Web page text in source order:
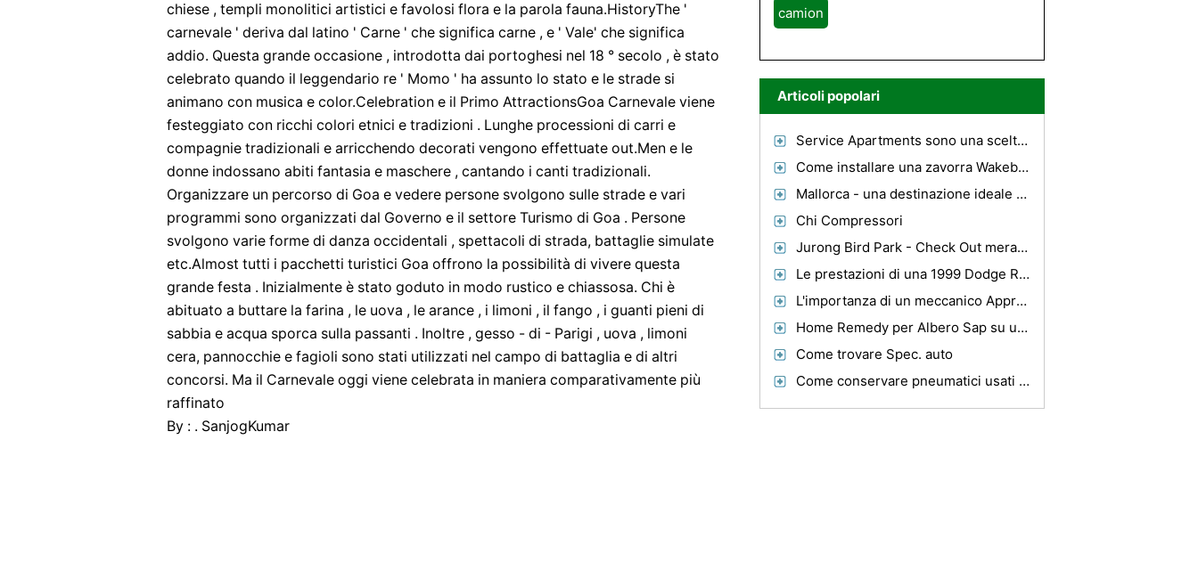
chiese , templi monolitici artistici e favolosi flora e la parola fauna.HistoryThe '
carnevale ' deriva dal latino ' Carne ' che significa carne , e ' Vale' che significa
addio. Questa grande occasione , introdotta dai portoghesi nel 18 ° secolo , è stato
celebrato quando il leggendario re ' Momo ' ha assunto lo stato e le strade si
animano con musica e color.Celebration e il Primo AttractionsGoa Carnevale viene
festeggiato con ricchi colori etnici e tradizioni . Lunghe processioni di carri e
compagnie tradizionali e arricchendo decorati vengono effettuate out.Men e le
donne indossano abiti fantasia e maschere , cantando i canti tradizionali.
Organizzare un percorso di Goa e vedere persone svolgono sulle strade e vari
programmi sono organizzati dal Governo e il settore Turismo di Goa . Persone
svolgono varie forme di danza occidentali , spettacoli di strada, battaglie simulate
etc.Almost tutti i pacchetti turistici Goa offrono la possibilità di vivere questa
grande festa . Inizialmente è stato goduto in modo rustico e chiassosa. Chi è
abituato a buttare la farina , le uova , le arance , i limoni , il fango , i guanti pieni di
sabbia e acqua sporca sulla passanti . Inoltre , gesso - di - Parigi , uova , limoni
cera, pannocchie e fagioli sono stati utilizzati nel campo di battaglia e di altri
concorsi. Ma il Carnevale oggi viene celebrata in maniera comparativamente più
raffinato
By : . SanjogKumar
camion
Articoli popolari
Service Apartments sono una scelta popolare a Londra
Come installare una zavorra Wakeboard
Mallorca - una destinazione ideale per le famiglie
Chi Compressori
Jurong Bird Park - Check Out meravigliose specie di uccelli
Le prestazioni di una 1999 Dodge Ram V -10
L'importanza di un meccanico Apprendistato Auto
Home Remedy per Albero Sap su una chiara veicolo Coated
Come trovare Spec. auto
Come conservare pneumatici usati all'aperto